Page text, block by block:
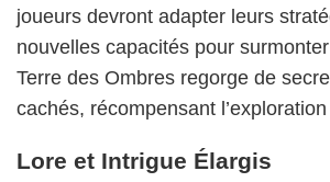
joueurs devront adapter leurs
nouvelles capacités pour
Terre des Ombres regorge de
cachés, récompensant
Lore et Intrigue Élargis